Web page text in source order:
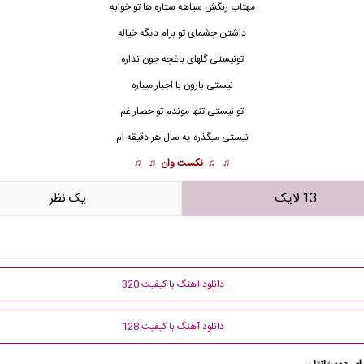
مهتاب رنگش سیاهه ستاره ها تو خوابه
داشتن چشمای تو برام دیگه خیاله
تونیستی گلهای باغچه جون نداره
نیستی بارون با اجبار میباره
تو نیستی تنها موندم تو حصار غم
نیستی میگذره یه سال هر دقیقه ام
♫ ♫ نکست وان ♫ ♫
13 لایک يک نظر
دانلود آهنگ با کیفیت 320
دانلود آهنگ با کیفیت 128